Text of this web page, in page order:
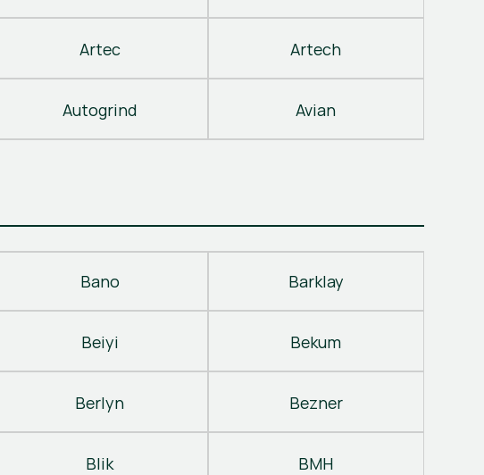
Artec Artech
Autogrind Avian
Bano Barklay
Beiyi Bekum
Berlyn Bezner
Blik BMH